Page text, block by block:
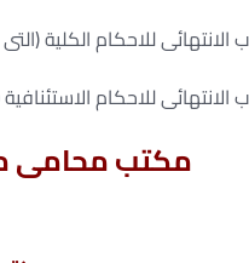
للاحكام الكلية (التى لا يجوز
للاحكام الاستئنافية
مكتب محامى